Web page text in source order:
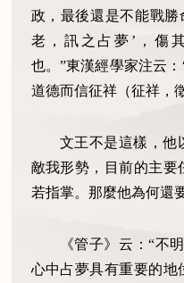
政，最後還是不能戰勝
老，訊之占夢’，傷
也。”東漢經學家注云
道德而信征祥（征祥
文王不是這樣，他
敵我形勢，目前的主要
若指掌。那麼他為何還
《管子》云：“不
心中占夢具有重要的地